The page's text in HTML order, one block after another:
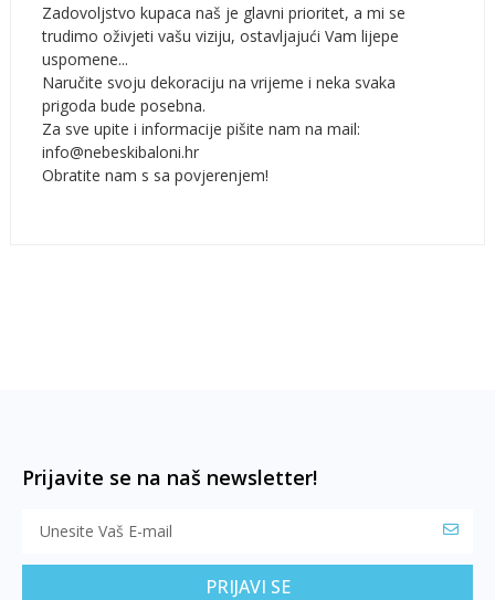
Zadovoljstvo kupaca naš je glavni prioritet, a mi se
trudimo oživjeti vašu viziju, ostavljajući Vam lijepe
uspomene...
Naručite svoju dekoraciju na vrijeme i neka svaka
prigoda bude posebna.
Za sve upite i informacije pišite nam na mail:
info@nebeskibaloni.hr
Obratite nam s sa povjerenjem!
Prijavite se na naš newsletter!
PRIJAVI SE